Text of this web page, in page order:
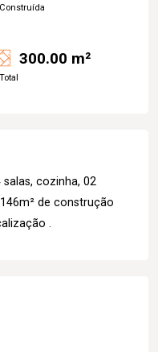
300.00 m²
cozinha, 02
de construção
.